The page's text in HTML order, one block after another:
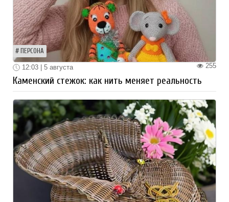
ПЕРСОНА
255
12:03 | 5 августа
Каменский стежок: как нить меняет реальность